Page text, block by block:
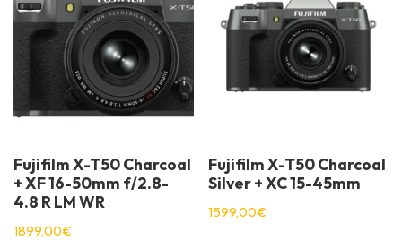
Fujifilm X-T50 Charcoal
+ XF 16-50mm f/2.8-
4.8 R LM WR
1899,00€
Fujifilm X-T50 Charcoal
Silver + XC 15-45mm
1599,00€